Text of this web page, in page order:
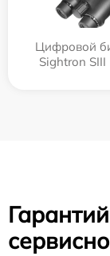
Цифровой
Sightron